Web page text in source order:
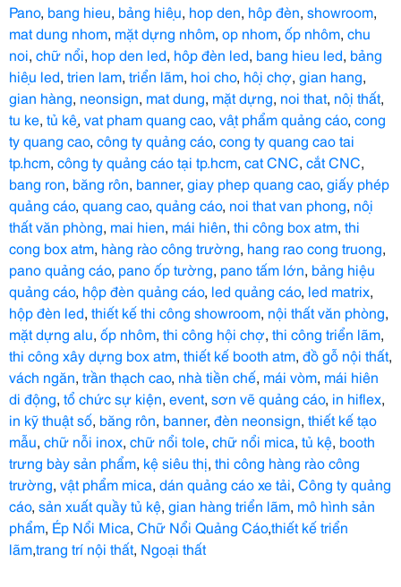
Pano, bang hieu, bảng hiệu, hop den, hộp đèn, showroom,
mat dung nhom, mặt dựng nhôm, op nhom, ốp nhôm, chu
noi, chữ nổi, hop den led, hộp đèn led, bang hieu led, bảng
hiệu led, trien lam, triển lãm, hoi cho, hội chợ, gian hang,
gian hàng, neonsign, mat dung, mặt dựng, noi that, nội thất,
tu ke, tủ kệ, vat pham quang cao, vật phẩm quảng cáo, cong
ty quang cao, công ty quảng cáo, cong ty quang cao tai
tp.hcm, công ty quảng cáo tại tp.hcm, cat CNC, cắt CNC,
bang ron, băng rôn, banner, giay phep quang cao, giấy phép
quảng cáo, quang cao, quảng cáo, noi that van phong, nội
thất văn phòng, mai hien, mái hiên, thi công box atm, thi
cong box atm, hàng rào công trường, hang rao cong truong,
pano quảng cáo, pano ốp tường, pano tấm lớn, bảng hiệu
quảng cáo, hộp đèn quảng cáo, led quảng cáo, led matrix,
hộp đèn led, thiết kế thi công showroom, nội thất văn phòng,
mặt dựng alu, ốp nhôm, thi công hội chợ, thi công triển lãm,
thi công xây dựng box atm, thiết kế booth atm, đồ gỗ nội thất,
vách ngăn, trần thạch cao, nhà tiền chế, mái vòm, mái hiên
di động, tổ chức sự kiện, event, sơn vẽ quảng cáo, in hiflex,
in kỹ thuật số, băng rôn, banner, đèn neonsign, thiết kế tạo
mẫu, chữ nỗi inox, chữ nổi tole, chữ nổi mica, tủ kệ, booth
trưng bày sản phẩm, kệ siêu thị, thi công hàng rào công
trường, vật phẩm mica, dán quảng cáo xe tải, Công ty quảng
cáo, sản xuất quầy tủ kệ, gian hàng triển lãm, mô hình sản
phẩm, Ép Nổi Mica, Chữ Nổi Quảng Cáo,thiết kế triển
lãm,trang trí nội thất, Ngoại thất